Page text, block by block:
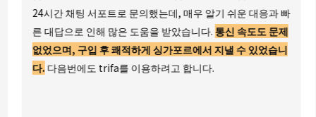
24시간 채팅 서포트로 문의했는데, 매우 알기 쉬운 대응과 빠
른 대답으로 인해 많은 도움을 받았습니다. 통신 속도도 문제
없었으며, 구입 후 쾌적하게 싱가포르에서 지낼 수 있었습니
다. 다음번에도 trifa를 이용하려고 합니다.